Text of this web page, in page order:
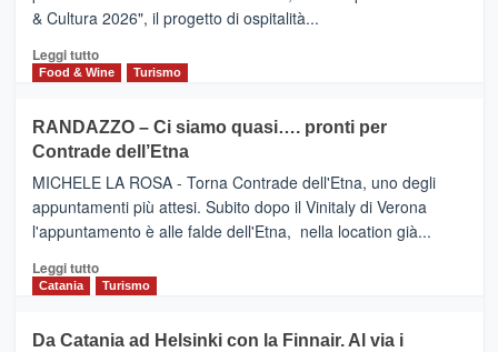
primi
nella
classifica
UN
HOTEL
FOUR
IL
NUOVO
SUMMER
CLUB
& Cultura 2026", il progetto di ospitalità...
Leggi tuttoLeggi
di
VIAGRANDE
(Ct)
–
Benanti
presenta
“Vino
&
Cultura
tappe
Food & Wine Turismo
RANDAZZO – Ci siamo quasi…. pronti per
Contrade dell’Etna
MICHELE LA ROSA - Torna Contrade dell'Etna, uno degli
appuntamenti più attesi. Subito dopo il Vinitaly di Verona
l'appuntamento è alle falde dell'Etna, nella location già...
Leggi tuttoLeggi
di
RANDAZZO
Catania Turismo
Da Catania ad Helsinki con la Finnair. Al via i